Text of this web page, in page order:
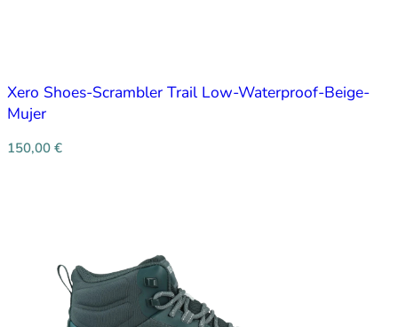
Xero Shoes-Scrambler Trail Low-Waterproof-Beige-
Mujer
150,00 €